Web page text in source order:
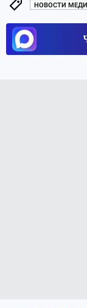
НОВОСТИ